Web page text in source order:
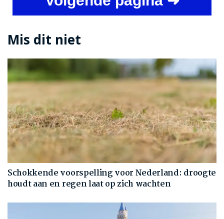
Mis dit niet
Schokkende voorspelling voor Nederland: droogte
houdt aan en regen laat op zich wachten